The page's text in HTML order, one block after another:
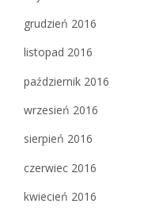
grudzień 2016
listopad 2016
październik 2016
wrzesień 2016
sierpień 2016
czerwiec 2016
kwiecień 2016